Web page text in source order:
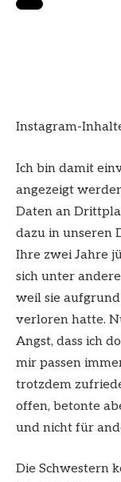
Instagram-
Ich bin damit
angezeigt
Daten an
dazu in unseren
Ihre zwei Jahre
sich unter
weil sie
verloren hatte.
Angst, dass ich
mir passen
trotzdem
offen, betonte
und nicht für
Die Schwestern